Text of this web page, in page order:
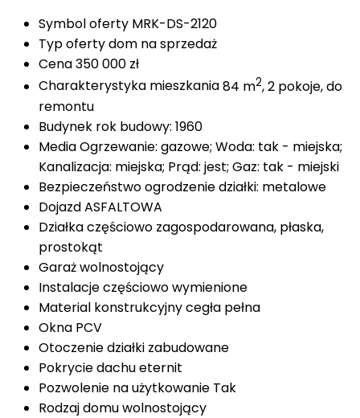
Symbol oferty MRK-DS-2120
Typ ofertydom na sprzedaż
Cena350 000 zł
Charakterystyka mieszkania84 m2, 2 pokoje, do
remontu
Budynek rok budowy: 1960
MediaOgrzewanie: gazowe; Woda: tak - miejska;
Kanalizacja: miejska; Prąd: jest; Gaz: tak - miejski
Bezpieczeństwoogrodzenie działki: metalowe
DojazdASFALTOWA
Działkaczęściowo zagospodarowana, płaska,
prostokąt
Garażwolnostojący
Instalacjeczęściowo wymienione
Material konstrukcyjnycegła pełna
Okna PCV
Otoczeniedziałki zabudowane
Pokrycie dachueternit
Pozwolenie na użytkowanie Tak
Rodzaj domuwolnostojący